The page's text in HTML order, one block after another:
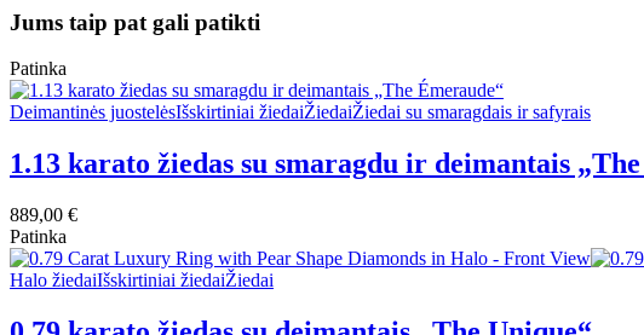
Jums taip pat gali patikti
Patinka
This
has
multiple
The
options
may
be
on
Deimantinės juostelėsIšskirtiniai žiedaiŽiedaiŽiedai su smaragdais ir safyrais
1.13 karato žiedas su smaragdu ir deimantais
889,00 €
Patinka
This
has
Halo žiedaiIšskirtiniai žiedaiŽiedai